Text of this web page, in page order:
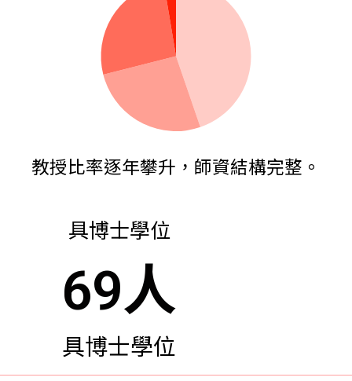
教授比率逐年攀升，師資結構完整。
具博士學位
具博士學位
69人